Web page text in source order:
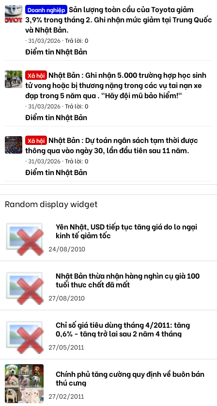
Doanh nghiệp Sản lượng toàn cầu của Toyota giảm
3,9% trong tháng 2. Ghi nhận mức giảm tại Trung Quốc
và Nhật Bản.
31/03/2026 Trả lời: 0
Điểm tin Nhật Bản
Xã hội Nhật Bản : Ghi nhận 5.000 trường hợp học sinh
tử vong hoặc bị thương nặng trong các vụ tai nạn xe
đạp trong 5 năm qua . "Hãy đội mũ bảo hiểm!"
31/03/2026 Trả lời: 0
Điểm tin Nhật Bản
Xã hội Nhật Bản : Dự toán ngân sách tạm thời được
thông qua vào ngày 30, lần đầu tiên sau 11 năm.
31/03/2026 Trả lời: 0
Điểm tin Nhật Bản
Random display widget
Yên Nhật, USD tiếp tục tăng giá do lo ngại
kinh tế giảm tốc
24/08/2010
Nhật Bản thừa nhận hàng nghìn cụ già 100
tuổi thực chất đã mất
27/08/2010
Chỉ số giá tiêu dùng tháng 4/2011: tăng
0,6% - tăng trở lại sau 2 năm 4 tháng
27/05/2011
Chính phủ tăng cường quy định về buôn bán
thú cưng
27/02/2011